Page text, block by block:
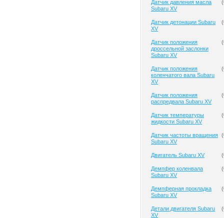
Датчик давления масла
Subaru XV
(
Датчик детонации Subaru
XV
(
Датчик положения
дроссельной заслонки
Subaru XV
(
Датчик положения
коленчатого вала Subaru
XV
(
Датчик положения
распредвала Subaru XV
(
Датчик температуры
жидкости Subaru XV
(
Датчик частоты вращения
Subaru XV
(
Двигатель Subaru XV (
Демпфер коленвала
Subaru XV
(
Демпферная прокладка
Subaru XV
(
Детали двигателя Subaru
XV
(